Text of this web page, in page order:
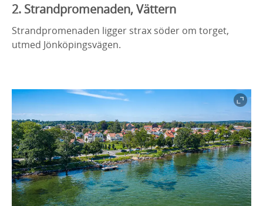
2. Strandpromenaden, Vättern
Strandpromenaden ligger strax söder om torget,
utmed Jönköpingsvägen.